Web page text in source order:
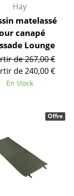
lit
Hay
matelassé
canapé
Lounge
de 267,00 €
de 240,00 €
En stock
Offre